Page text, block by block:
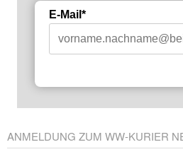
E-Mail*
ANMELDUNG ZUM WW-KURIER